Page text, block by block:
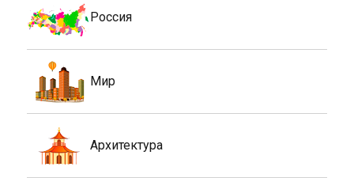
Россия
Мир
Архитектура